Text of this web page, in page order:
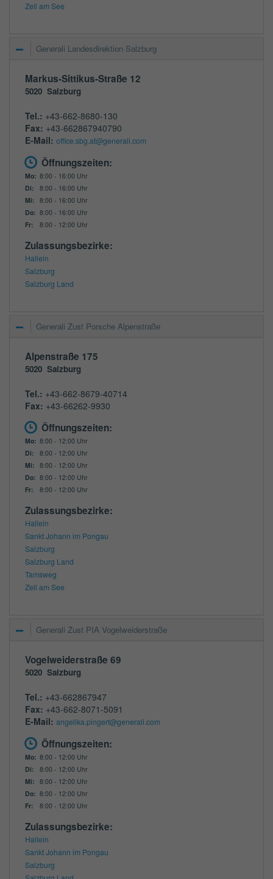
Zell am See
Generali Landesdirektion Salzburg
Markus-Sittikus-Straße 12
5020 Salzburg
Tel.: +43-662-8680-130
Fax: +43-662867940790
E-Mail: office.sbg.at@generali.com
Öffnungszeiten:
Mo: 8:00 - 16:00 Uhr
Di:
8:00 - 16:00 Uhr
Mi: 8:00 - 16:00 Uhr
Do: 8:00 - 16:00 Uhr
Fr:
8:00 - 12:00 Uhr
Zulassungsbezirke:
Hallein
Salzburg
Salzburg Land
Generali Zust Porsche Alpenstraße
Alpenstraße 175
5020 Salzburg
Tel.: +43-662-8679-40714
Fax: +43-66262-9930
Öffnungszeiten:
Mo: 8:00 - 12:00 Uhr
Di:
8:00 - 12:00 Uhr
Mi: 8:00 - 12:00 Uhr
Do: 8:00 - 12:00 Uhr
Fr:
8:00 - 12:00 Uhr
Zulassungsbezirke:
Hallein
Sankt Johann im Pongau
Salzburg
Salzburg Land
Tamsweg
Zell am See
Generali Zust PIA Vogelweiderstraße
Vogelweiderstraße 69
5020 Salzburg
Tel.: +43-662867947
Fax: +43-662-8071-5091
E-Mail: angelika.pingert@generali.com
Öffnungszeiten:
Mo: 8:00 - 12:00 Uhr
Di:
8:00 - 12:00 Uhr
Mi: 8:00 - 12:00 Uhr
Do: 8:00 - 12:00 Uhr
Fr:
8:00 - 12:00 Uhr
Zulassungsbezirke:
Hallein
Sankt Johann im Pongau
Salzburg